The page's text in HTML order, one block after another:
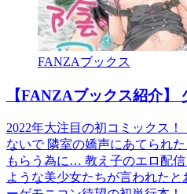
FANZAブックス
【FANZAブックス紹介】
2022年大注目の初コミックス
ないで 隣室の嬌声にあてられ
もらう為に… 教え子のエロ配
ような美少女たちが言われた